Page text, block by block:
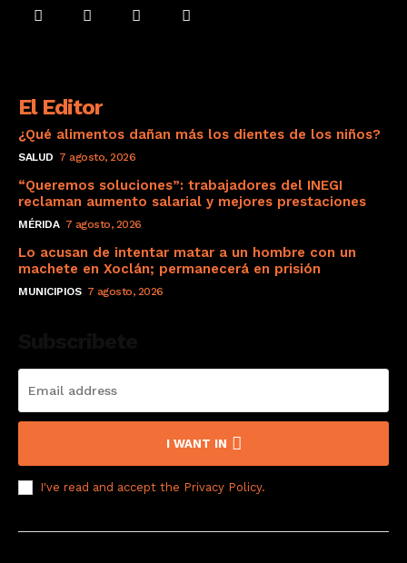
El Editor
¿Qué alimentos dañan más los dientes de los niños?
SALUD 7 agosto, 2026
“Queremos soluciones”: trabajadores del INEGI
reclaman aumento salarial y mejores prestaciones
MÉRIDA 7 agosto, 2026
Lo acusan de intentar matar a un hombre con un
machete en Xoclán; permanecerá en prisión
MUNICIPIOS 7 agosto, 2026
I WANT IN
I've read and accept the Privacy Policy.